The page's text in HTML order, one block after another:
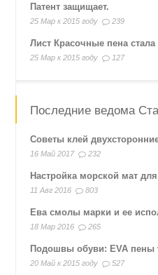
Патент защищает.
25 Мар к 2015 году 239
Лист Красочные пена
25 Мар к 2015 году 127
Последние ведома
Советы клей
16 Май 2017 232
Настройка морской мат
11 Авг 2016 803
Ева смолы марки и ее
18 Мар 2016 265
Подошвы обуви: EVA пены
20 Май к 2015 году 527